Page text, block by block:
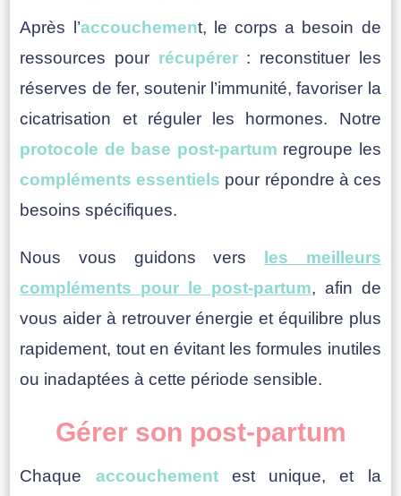
Après l’accouchement, le corps a besoin de
ressources pour récupérer: reconstituer les
réserves de fer, soutenir l’immunité, favoriser la
cicatrisation et réguler les hormones. Notre
protocole de base post-partum regroupe les
compléments essentiels pour répondre à ces
besoins spécifiques.
Nous vous guidons vers
les meilleurs
compléments pour le post-partum, afin de
vous aider à retrouver énergie et équilibre plus
rapidement, tout en évitant les formules inutiles
ou inadaptées à cette période sensible.
Gérer son post-partum
Chaque accouchementest unique, et la